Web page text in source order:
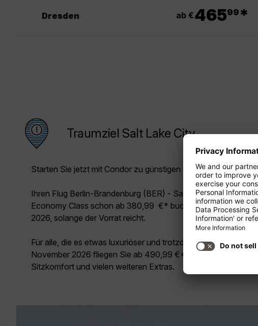
Dresden ab €46599 *
Traumziel Salt Lake City
Starten Sie jetzt mit Condor zu günstigen Preisen in Ihren
Ihren Flug Berlin-Brandenburg (BER) - Salt Lake City (SLC)
Economy Class schon ab 380,99 €* buchen. Das Angebot
2026, solange der Vorrat reicht.
Für alle, die es etwas luxuriöser und trotzdem unschlagbar
November 2026 fliegen Sie ab 490,99 €* Premium Class – mit
Sitzkomfort und vielen weiteren Extras.